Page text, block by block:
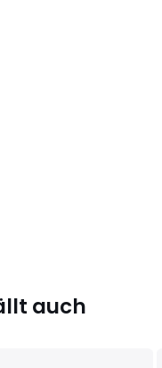
auch